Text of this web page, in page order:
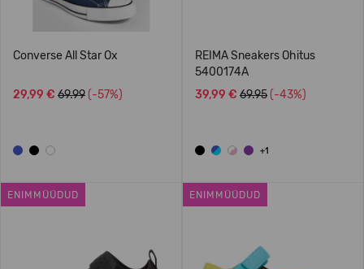
Converse All Star Ox
29,99 € 69.99 (-57%)
REIMA Sneakers Ohitus
5400174A
39,99 € 69.95 (-43%)
+1
ENIMMÜÜDUD ENIMMÜÜDUD